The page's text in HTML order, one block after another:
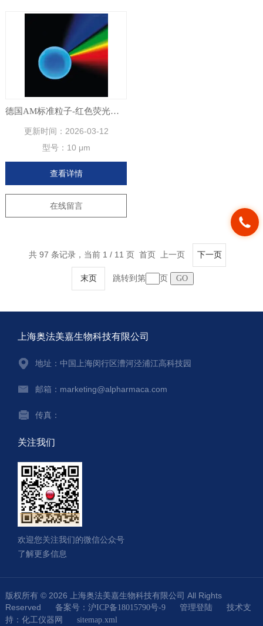
德国AM标准粒子-红色荧光聚苯乙烯微球
更新时间： 2026-03-12
型号： 10 μm
查看详情
在线留言
共 97 条记录，当前 1 / 11 页 首页 上一页 下一页
末页 跳转到第 页
上海奥法美嘉生物科技有限公司
地址：中国上海闵行区漕河泾浦江高科技园
邮箱：marketing@alpharmaca.com
传真：
关注我们
欢迎您关注我们的微信公众号
了解更多信息
版权所有 © 2026 上海奥法美嘉生物科技有限公司 All Rights
Reserved 备案号：沪ICP备18015790号-9 管理登陆技术支
持： 化工仪器网 sitemap.xml